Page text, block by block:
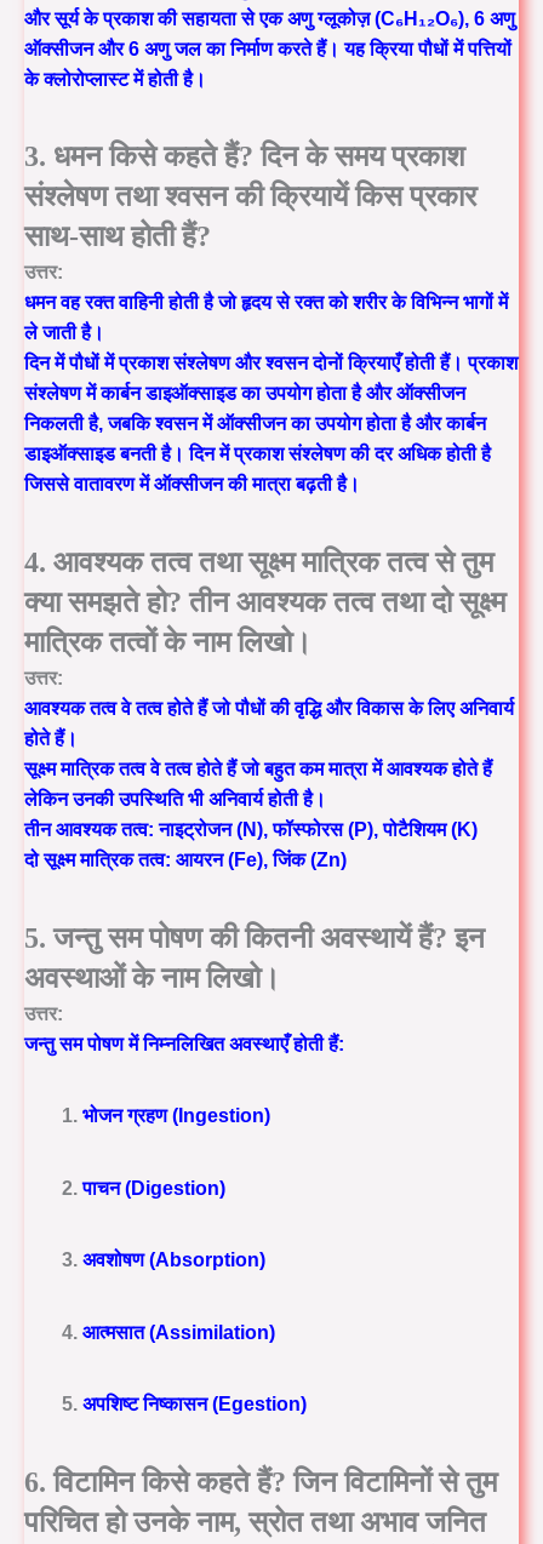
और सूर्य के प्रकाश की सहायता से एक अणु ग्लूकोज़ (C₆H₁₂O₆), 6 अणु
ऑक्सीजन और 6 अणु जल का निर्माण करते हैं। यह क्रिया पौधों में पत्तियों
के क्लोरोप्लास्ट में होती है।
3. धमन किसे कहते हैं? दिन के समय प्रकाश
संश्लेषण तथा श्वसन की क्रियायें किस प्रकार
साथ-साथ होती हैं?
उत्तर:
धमन वह रक्त वाहिनी होती है जो हृदय से रक्त को शरीर के विभिन्न भागों में
ले जाती है।
दिन में पौधों में प्रकाश संश्लेषण और श्वसन दोनों क्रियाएँ होती हैं। प्रकाश
संश्लेषण में कार्बन डाइऑक्साइड का उपयोग होता है और ऑक्सीजन
निकलती है, जबकि श्वसन में ऑक्सीजन का उपयोग होता है और कार्बन
डाइऑक्साइड बनती है। दिन में प्रकाश संश्लेषण की दर अधिक होती है
जिससे वातावरण में ऑक्सीजन की मात्रा बढ़ती है।
4. आवश्यक तत्व तथा सूक्ष्म मात्रिक तत्व से तुम
क्या समझते हो? तीन आवश्यक तत्व तथा दो सूक्ष्म
मात्रिक तत्वों के नाम लिखो।
उत्तर:
आवश्यक तत्व वे तत्व होते हैं जो पौधों की वृद्धि और विकास के लिए अनिवार्य
होते हैं।
सूक्ष्म मात्रिक तत्ववे तत्व होते हैं जो बहुत कम मात्रा में आवश्यक होते हैं
लेकिन उनकी उपस्थिति भी अनिवार्य होती है।
तीन आवश्यक तत्व: नाइट्रोजन (N), फॉस्फोरस (P), पोटैशियम (K)
दो सूक्ष्म मात्रिक तत्व: आयरन (Fe), जिंक (Zn)
5. जन्तु सम पोषण की कितनी अवस्थायें हैं? इन
अवस्थाओं के नाम लिखो।
उत्तर:
जन्तु सम पोषण में निम्नलिखित अवस्थाएँ होती हैं:
भोजन ग्रहण (Ingestion)
पाचन (Digestion)
अवशोषण (Absorption)
आत्मसात (Assimilation)
अपशिष्ट निष्कासन (Egestion)
6. विटामिन किसे कहते हैं? जिन विटामिनों से तुम
परिचित हो उनके नाम, स्रोत तथा अभाव जनित